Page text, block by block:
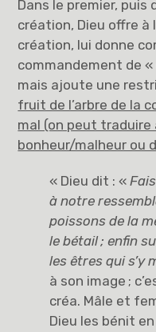
Dans le premier,
création, Dieu offre à
création, lui donne
commandement de
mais ajoute une
fruit de l’arbre de la
mal (on peut traduire
bonheur/malheur ou
« Dieu dit : «
à notre
poissons de la
le bétail; enfin
les êtres qui s’y
à son image ;
créa. Mâle et
Dieu les bénit